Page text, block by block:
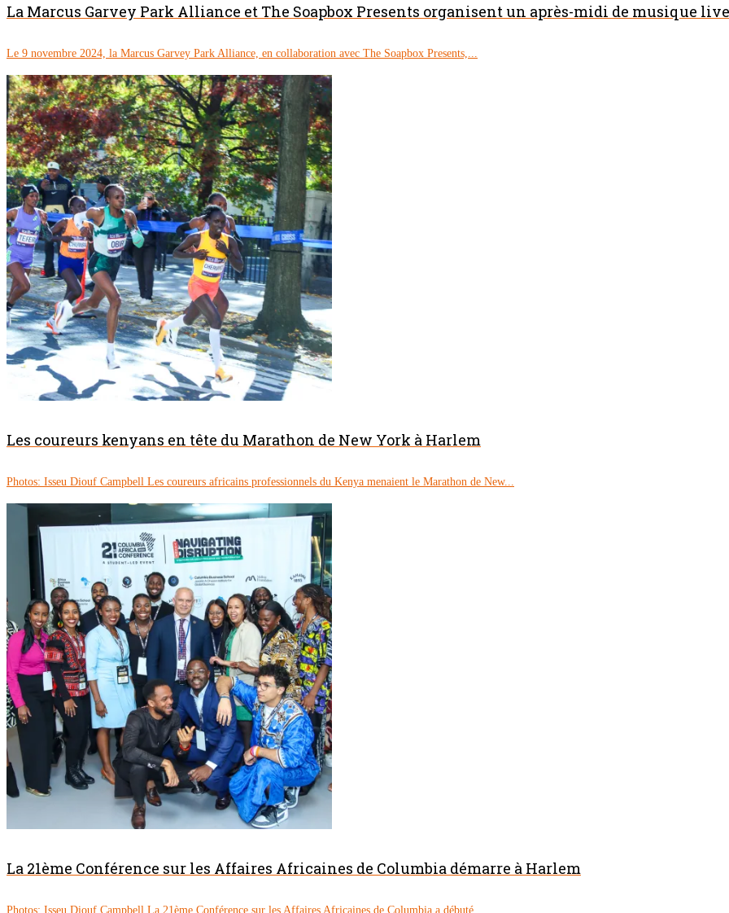
La Marcus Garvey Park Alliance et The Soapbox Presents organisent un après-midi de musique
Le 9 novembre 2024, la Marcus Garvey Park Alliance, en collaboration avec The Soapbox Presents,...
Les coureurs kenyans en tête du Marathon de New York à Harlem
Photos: Isseu Diouf Campbell Les coureurs africains professionnels du Kenya menaient le Marathon de New...
La 21ème Conférence sur les Affaires Africaines de Columbia démarre à Harlem
Photos: Isseu Diouf Campbell La 21ème Conférence sur les Affaires Africaines de Columbia a débuté...